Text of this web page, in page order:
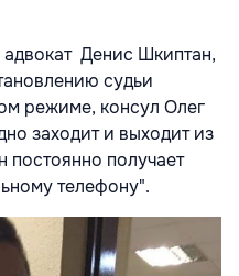
Денис Шкиптан,
судьи
режиме, консул Олег
заходит и выходит из
постоянно получает
телефону".